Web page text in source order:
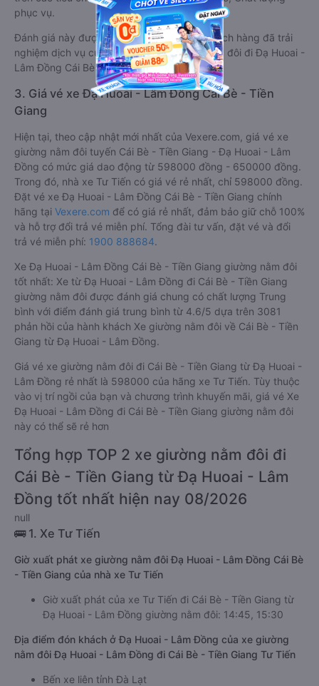
phục vụ.
Đánh giá này được viết trực tiếp bởi các khách hàng đã trải
nghiệm dịch vụ của các hãng xe giường nằm đôi đi Đạ Huoai -
Lâm Đồng Cái Bè - Tiền Giang .
3. Giá vé xe Đạ Huoai - Lâm Đồng Cái Bè - Tiền
Giang
Hiện tại, theo cập nhật mới nhất của Vexere.com, giá vé xe
giường nằm đôi tuyến Cái Bè - Tiền Giang - Đạ Huoai - Lâm
Đồng có mức giá dao động từ 598000 đồng - 650000 đồng.
Trong đó, nhà xe Tư Tiến có giá vé rẻ nhất, chỉ 598000 đồng.
Đặt vé xe Đạ Huoai - Lâm Đồng Cái Bè - Tiền Giang chính
hãng tại Vexere.com để có giá rẻ nhất, đảm bảo giữ chỗ 100%
và hỗ trợ đổi trả vé miễn phí. Tổng đài tư vấn, đặt vé và đổi
trả vé miễn phí: 1900 888684.
Xe Đạ Huoai - Lâm Đồng Cái Bè - Tiền Giang giường nằm đôi
tốt nhất: Xe từ Đạ Huoai - Lâm Đồng đi Cái Bè - Tiền Giang
giường nằm đôi được đánh giá chung có chất lượng Trung
bình với điểm đánh giá trung bình từ 4.6/5 dựa trên 3081
phản hồi của hành khách Xe giường nằm đôi về Cái Bè - Tiền
Giang từ Đạ Huoai - Lâm Đồng.
Giá vé xe giường nằm đôi đi Cái Bè - Tiền Giang từ Đạ Huoai -
Lâm Đồng rẻ nhất là 598000 của hãng xe Tư Tiến. Tùy thuộc
vào vị trí ngồi của bạn và chương trình khuyến mãi, giá vé Xe
Đạ Huoai - Lâm Đồng đi Cái Bè - Tiền Giang giường nằm đôi
này có thể sẽ rẻ hơn
Tổng hợp TOP 2 xe giường nằm đôi đi
Cái Bè - Tiền Giang từ Đạ Huoai - Lâm
Đồng tốt nhất hiện nay 08/2026
null
🚌 1. Xe Tư Tiến
Giờ xuất phát xe giường nằm đôi Đạ Huoai - Lâm Đồng Cái Bè
- Tiền Giang của nhà xe Tư Tiến
Giờ xuất phát của xe Tư Tiến đi Cái Bè - Tiền Giang từ
Đạ Huoai - Lâm Đồng giường nằm đôi: 14:45, 15:30
Địa điểm đón khách ở Đạ Huoai - Lâm Đồng của xe giường
nằm đôi Đạ Huoai - Lâm Đồng đi Cái Bè - Tiền Giang Tư Tiến
Bến xe liên tỉnh Đà Lạt